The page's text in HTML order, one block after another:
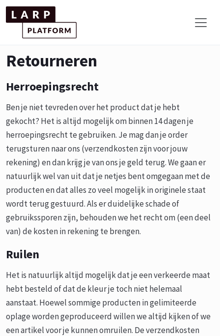
Retourneren
Herroepingsrecht
Ben je niet tevreden over het product dat je hebt
gekocht? Het is altijd mogelijk om binnen 14 dagen je
herroepingsrecht te gebruiken. Je mag dan je order
terugsturen naar ons (verzendkosten zijn voor jouw
rekening) en dan krijg je van ons je geld terug. We gaan er
natuurlijk wel van uit dat je netjes bent omgegaan met de
producten en dat alles zo veel mogelijk in originele staat
wordt terug gestuurd. Als er duidelijke schade of
gebruikssporen zijn, behouden we het recht om (een deel
van) de kosten in rekening te brengen.
Ruilen
Het is natuurlijk altijd mogelijk dat je een verkeerde maat
hebt besteld of dat de kleur je toch niet helemaal
aanstaat. Hoewel sommige producten in gelimiteerde
oplage worden geproduceerd willen we altijd kijken of we
een artikel voor je kunnen omruilen. De verzendkosten